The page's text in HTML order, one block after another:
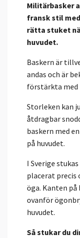
Militärbasker
fransk stil
rätta stuket
huvudet.
Baskern är
andas och är
förstärkta med
Storleken kan
åtdragbar
baskern med
på huvudet.
I Sverige
placerat precis
öga. Kanten på
ovanför
huvudet.
Så stukar du